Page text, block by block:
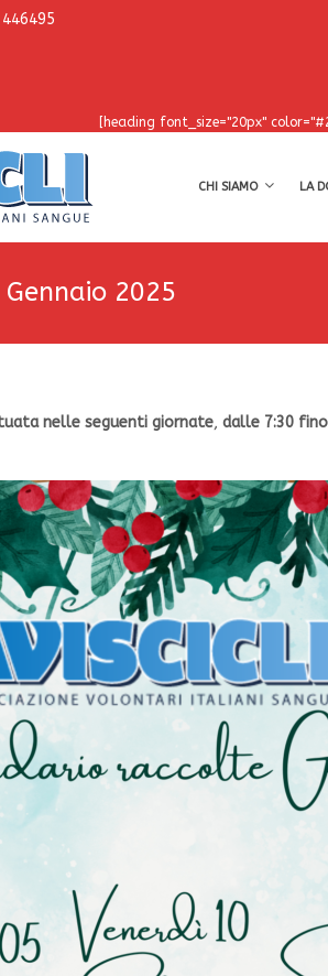
[heading font_size="20px"
CHI SIAMO LA
2025
nelle seguenti giornate, dalle 7:30